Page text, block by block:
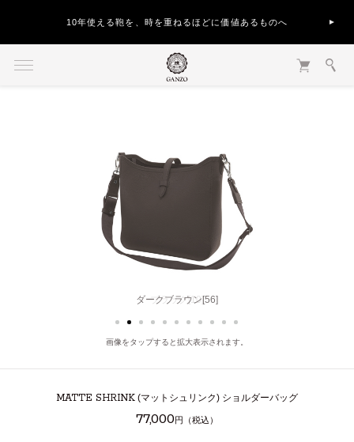
10年使える鞄を、時を重ねるほどに価値あるものへ
ダークブラウン[56]
画像をタップすると拡大表示されます。
MATTE SHRINK (マットシュリンク) ショルダーバッグ
77,000円（税込）